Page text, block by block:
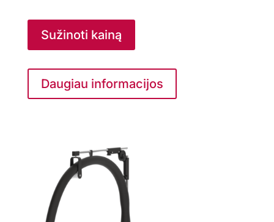
Sužinoti kainą
Daugiau informacijos